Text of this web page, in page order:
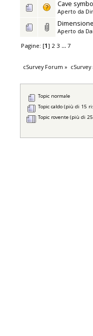
Cave
Aperto da
Aperto da
Pagine: [1] 2 3 ...7
cSurvey Forum » cSurvey
Topic normale
Topic caldo (più di 15
Topic rovente (più di